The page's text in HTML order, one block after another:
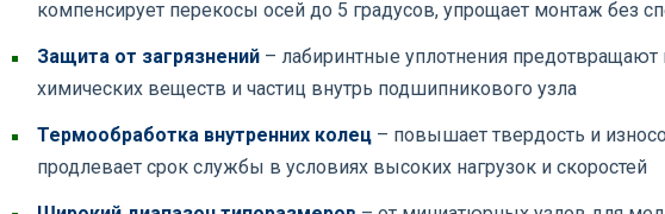
компенсирует перекосы осей до 5 градусов, упрощает монтаж без
Защита от загрязнений– лабиринтные уплотнения предотвращают
химических веществ и частиц внутрь подшипникового узла
Термообработка внутренних колец– повышает твердость и
продлевает срок службы в условиях высоких нагрузок и скоростей